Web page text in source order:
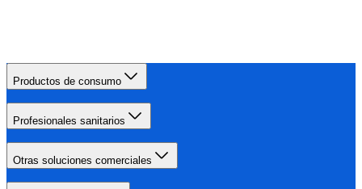
Productos de consumo
Profesionales sanitarios
Otras soluciones comerciales